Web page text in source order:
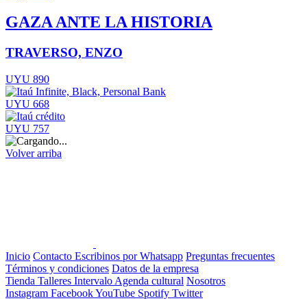
GAZA ANTE LA HISTORIA
TRAVERSO, ENZO
UYU 890
UYU 668
UYU 757
Volver arriba
Inicio Contacto Escribinos por Whatsapp Preguntas frecuentes
Términos y condiciones Datos de la empresa
Tienda Talleres Intervalo Agenda cultural Nosotros
Instagram FacebookYouTube Spotify Twitter